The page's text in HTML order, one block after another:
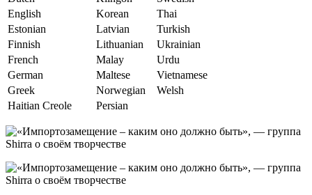
English
Korean
Thai
Estonian
Latvian
Turkish
Finnish
Lithuanian
Ukrainian
French
Malay
Urdu
German
Maltese
Vietnamese
Greek
Norwegian
Welsh
Haitian Creole
Persian